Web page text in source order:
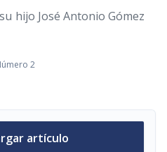
hijo José Antonio Gómez
2
artículo